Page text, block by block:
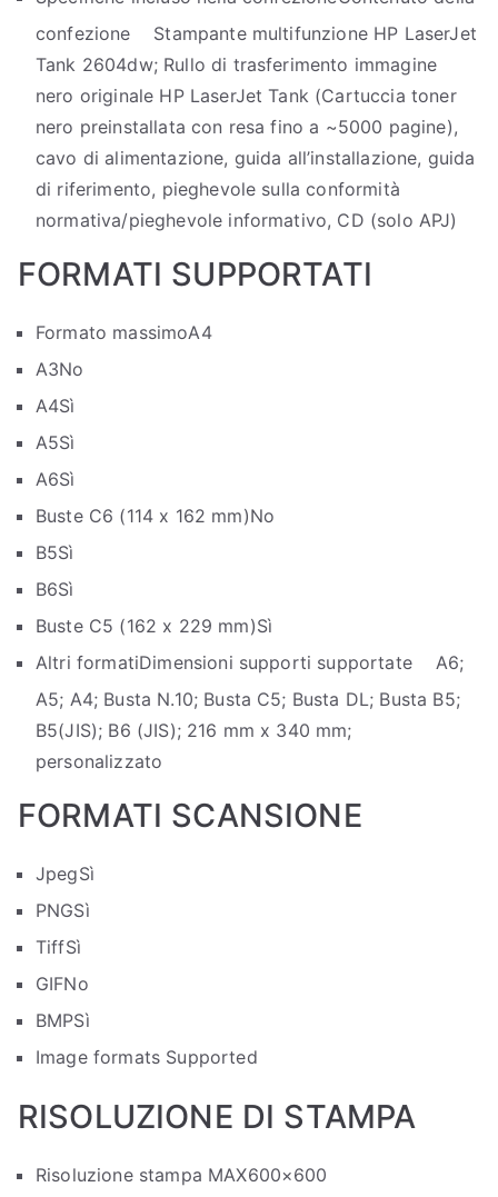
confezione Stampante multifunzione HP LaserJet
Tank 2604dw; Rullo di trasferimento immagine
nero originale HP LaserJet Tank (Cartuccia toner
nero preinstallata con resa fino a ~5000 pagine),
cavo di alimentazione, guida all’installazione, guida
di riferimento, pieghevole sulla conformità
normativa/pieghevole informativo, CD (solo APJ)
FORMATI SUPPORTATI
Formato massimoA4
A3No
A4Sì
A5Sì
A6Sì
Buste C6 (114 x 162 mm)No
B5Sì
B6Sì
Buste C5 (162 x 229 mm)Sì
Altri formatiDimensioni supporti supportate A6;
A5; A4; Busta N.10; Busta C5; Busta DL; Busta B5;
B5(JIS); B6 (JIS); 216 mm x 340 mm;
personalizzato
FORMATI SCANSIONE
JpegSì
PNGSì
TiffSì
GIFNo
BMPSì
Image formats Supported
RISOLUZIONE DI STAMPA
Risoluzione stampa MAX600×600